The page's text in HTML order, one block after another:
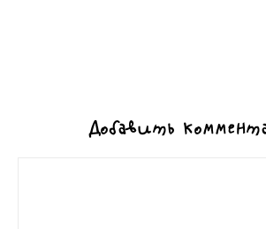
Добавить